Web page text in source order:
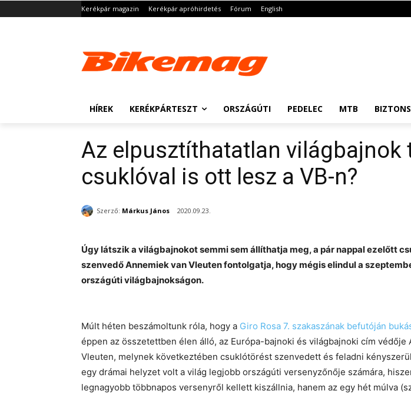
Kerékpár magazin Kerékpár apróhirdetés Fórum English
HÍREK KERÉKPÁRTESZT ORSZÁGÚTI PEDELEC MTB
Az elpusztíthatatlan világbajnok
csuklóval is ott lesz a VB-n?
Szerző: Márkus János 2020.09.23.
Úgy látszik a világbajnokot semmi sem állíthatja meg, a pár nappal ezelőtt
szenvedő Annemiek van Vleuten fontolgatja, hogy mégis elindul a
országúti világbajnokságon.
Múlt héten beszámoltunk róla, hogy a Giro Rosa 7. szakaszának befutóján
éppen az összetettben élen álló, az Európa-bajnoki és világbajnoki cím védője
Vleuten, melynek következtében csuklótörést szenvedett és feladni
egy drámai helyzet volt a világ legjobb országúti versenyzőnője számára,
legnagyobb többnapos versenyről kellett kiszállnia, hanem az egy hét múlva